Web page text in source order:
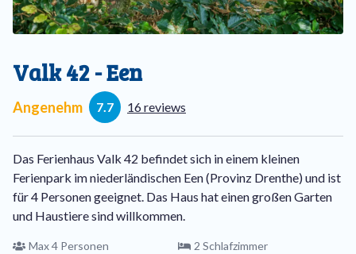
Valk 42 - Een
Angenehm 7.7 16 reviews
Das Ferienhaus Valk 42 befindet sich in einem kleinen
Ferienpark im niederländischen Een (Provinz Drenthe) und ist
für 4 Personen geeignet. Das Haus hat einen großen Garten
und Haustiere sind willkommen.
Max 4 Personen 2 Schlafzimmer